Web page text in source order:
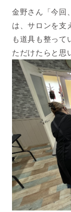
金野さん「今回
は、サロンを支
も道具も整って
ただけたらと思